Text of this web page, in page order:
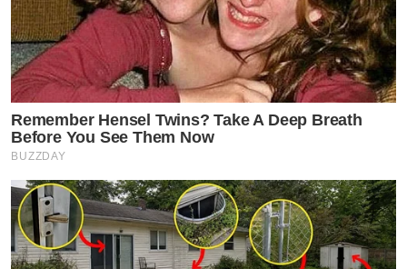
Remember Hensel Twins? Take A Deep Breath
Before You See Them Now
BUZZDAY